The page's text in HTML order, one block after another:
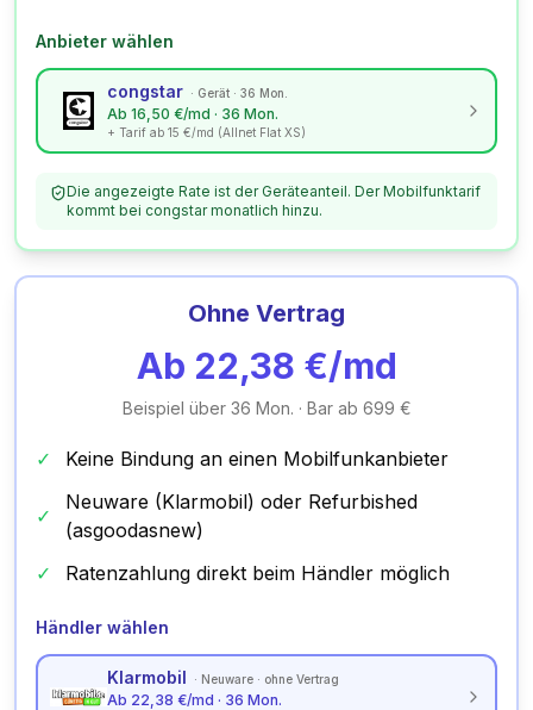
Anbieter wählen
congstar · Gerät · 36 Mon.
Ab 16,50 €/md · 36 Mon.
+ Tarif ab 15 €/md (Allnet Flat XS)
Die angezeigte Rate ist der Geräteanteil. Der Mobilfunktarif
kommt bei congstar monatlich hinzu.
Ohne Vertrag
Ab 22,38 €/md
Beispiel über 36 Mon. · Bar ab 699 €
✓ Keine Bindung an einen Mobilfunkanbieter
✓
Neuware (Klarmobil) oder Refurbished
(asgoodasnew)
✓
Ratenzahlung direkt beim Händler möglich
Händler wählen
Klarmobil · Neuware · ohne Vertrag
Ab 22,38 €/md · 36 Mon.